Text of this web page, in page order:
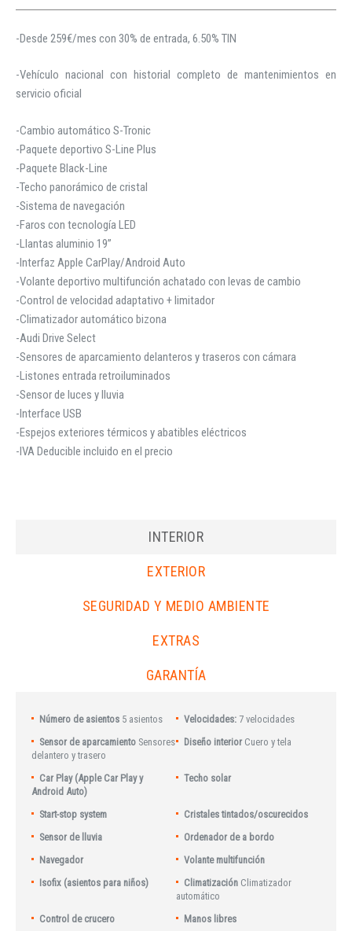
-Desde 259€/mes con 30% de entrada, 6.50% TIN
-Vehículo nacional con historial completo de mantenimientos en
servicio oficial
-Cambio automático S-Tronic
-Paquete deportivo S-Line Plus
-Paquete Black-Line
-Techo panorámico de cristal
-Sistema de navegación
-Faros con tecnología LED
-Llantas aluminio 19”
-Interfaz Apple CarPlay/Android Auto
-Volante deportivo multifunción achatado con levas de cambio
-Control de velocidad adaptativo + limitador
-Climatizador automático bizona
-Audi Drive Select
-Sensores de aparcamiento delanteros y traseros con cámara
-Listones entrada retroiluminados
-Sensor de luces y lluvia
-Interface USB
-Espejos exteriores térmicos y abatibles eléctricos
-IVA Deducible incluido en el precio
INTERIOR
EXTERIOR
SEGURIDAD Y MEDIO AMBIENTE
EXTRAS
GARANTÍA
Número de asientos 5 asientos Velocidades: 7 velocidades
Sensor de aparcamiento Sensores
delantero y trasero
Diseño interior Cuero y tela
Car Play (Apple Car Play y
Android Auto)
Techo solar
Start-stop system
Cristales tintados/oscurecidos
Sensor de lluvia
Ordenador de a bordo
Navegador
Volante multifunción
Isofix (asientos para niños)
Climatización Climatizador
automático
Control de crucero
Manos libres